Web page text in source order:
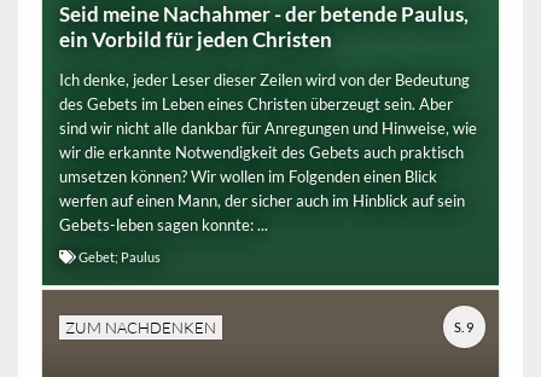
Seid meine Nachahmer - der betende Paulus,
ein Vorbild für jeden Christen
Ich denke, jeder Leser dieser Zeilen wird von der Bedeutung
des Gebets im Leben eines Christen überzeugt sein. Aber
sind wir nicht alle dankbar für Anregungen und Hinweise, wie
wir die erkannte Notwendigkeit des Gebets auch praktisch
umsetzen können? Wir wollen im Folgenden einen Blick
werfen auf einen Mann, der sicher auch im Hinblick auf sein
Gebets-leben sagen konnte: ...
Gebet; Paulus
ZUM NACHDENKEN S. 9